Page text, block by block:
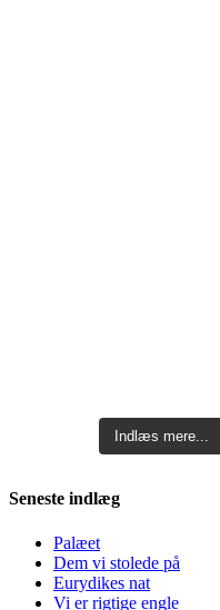
Indlæs mere...
Seneste indlæg
Palæet
Dem vi stolede på
Eurydikes nat
Vi er rigtige engle